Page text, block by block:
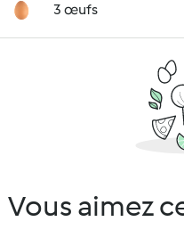
3 œufs
Vous aimez